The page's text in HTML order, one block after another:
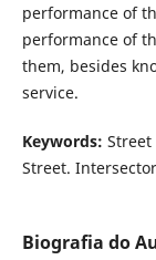
performance of
performance of
them, besides
service.
Keywords: Street
Street.
Biografia do